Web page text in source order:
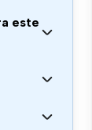
este